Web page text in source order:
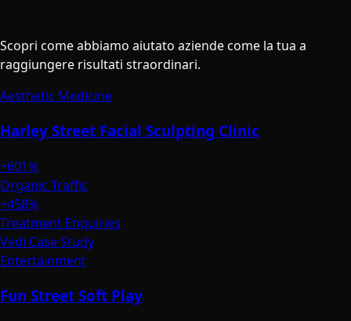
Scopri come abbiamo aiutato aziende come la tua a
raggiungere risultati straordinari.
Aesthetic Medicine
Harley Street Facial Sculpting Clinic
+601%
Organic Traffic
+458%
Treatment Enquiries
Vedi Case Study
Entertainment
Fun Street Soft Play